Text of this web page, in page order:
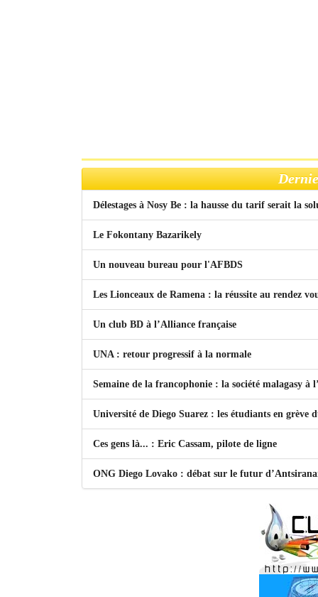
Délestages à Nosy Be : la hausse du tarif serait la
Le Fokontany Bazarikely
Un nouveau bureau pour l'AFBDS
Les Lionceaux de Ramena : la réussite au rendez
Un club BD à l’Alliance française
UNA : retour progressif à la normale
Semaine de la francophonie : la société malagasy à
Université de Diego Suarez : les étudiants en grève
Ces gens là... : Eric Cassam, pilote de ligne
ONG Diego Lovako : débat sur le futur